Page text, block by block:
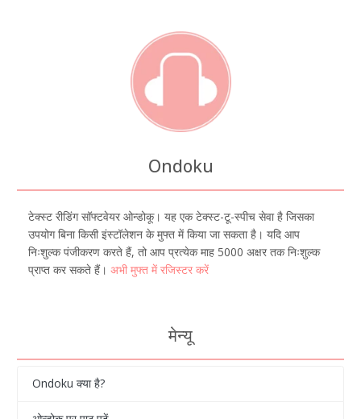
Ondoku
टेक्स्ट रीडिंग सॉफ्टवेयर ओन्डोकू। यह एक टेक्स्ट-टू-स्पीच सेवा है जिसका
उपयोग बिना किसी इंस्टॉलेशन के मुफ्त में किया जा सकता है। यदि आप
निःशुल्क पंजीकरण करते हैं, तो आप प्रत्येक माह 5000 अक्षर तक निःशुल्क
प्राप्त कर सकते हैं। अभी मुफ्त में रजिस्टर करें
मेन्यू
Ondoku क्या है?